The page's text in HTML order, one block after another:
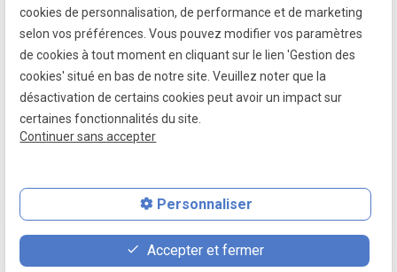
Mentions légales
Politique de confidentialité
Gestion des cookies
place
Plan d'accès
contact_page
Contact
phone
06 07 64 16 98
cookies de personnalisation, de performance et de marketing
selon vos préférences. Vous pouvez modifier vos paramètres
de cookies à tout moment en cliquant sur le lien 'Gestion des
cookies' situé en bas de notre site. Veuillez noter que la
désactivation de certains cookies peut avoir un impact sur
certaines fonctionnalités du site.
Continuer sans accepter
Personnaliser
Accepter et fermer